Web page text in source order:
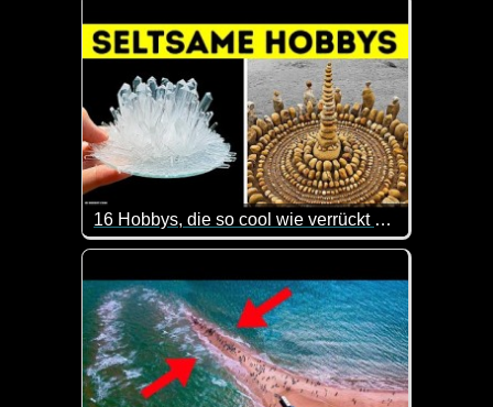
16 Hobbys, die so cool wie verrückt sind
Hast du schon mal was von Extrem-Bügeln